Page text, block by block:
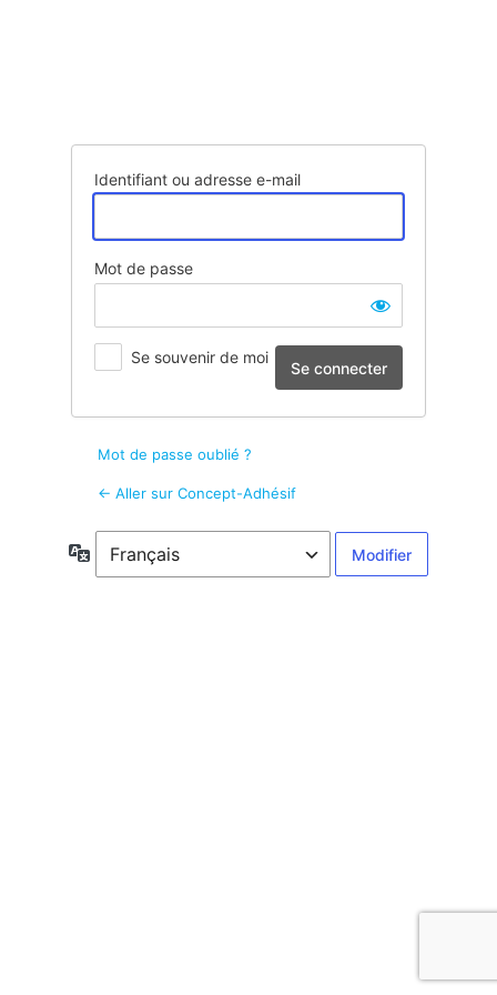
Identifiant ou adresse e-mail
Mot de passe
Se souvenir de moi
Mot de passe oublié ?
← Aller sur Concept-Adhésif
Langue